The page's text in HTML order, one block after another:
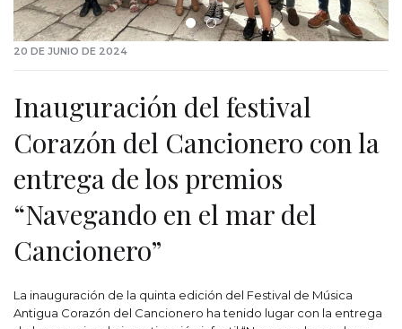
20 DE JUNIO DE 2024
Inauguración del festival
Corazón del Cancionero con la
entrega de los premios
“Navegando en el mar del
Cancionero”
La inauguración de la quinta edición del Festival de Música
Antigua Corazón del Cancionero ha tenido lugar con la entrega